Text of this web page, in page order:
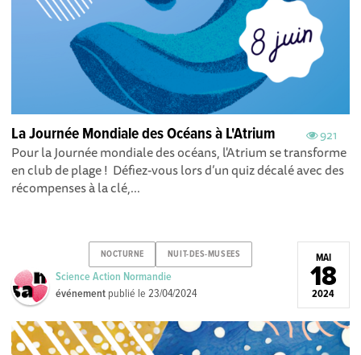
921
La Journée Mondiale des Océans à L'Atrium
Pour la Journée mondiale des océans, l'Atrium se transforme
en club de plage ! Défiez-vous lors d’un quiz décalé avec des
récompenses à la clé,...
NOCTURNE NUIT-DES-MUSEES
Science Action Normandie
événement publié le23/04/2024
MAI
18
2024